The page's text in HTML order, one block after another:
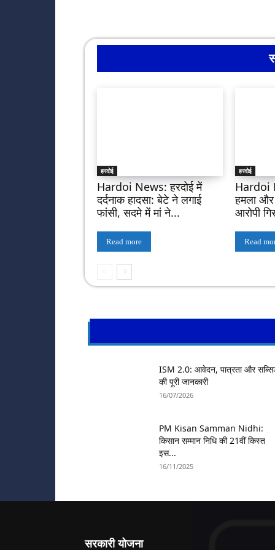
हरदोई
Hardoi News: हरदोई में
दर्दनाक हादसा: बेटे ने लगाई
फांसी, सदमे में मां ने...
Read more
हरदोई
Hardoi
हमला
आरोपी
Read
ISM 2.0: आवेदन, पात्रता और
की पूरी जानकारी
16/07/2026
PM Kisan Samman Nidhi:
किसान सम्मान निधि की 21वीं किस्त
इस...
16/11/2025
सरकारी योजना